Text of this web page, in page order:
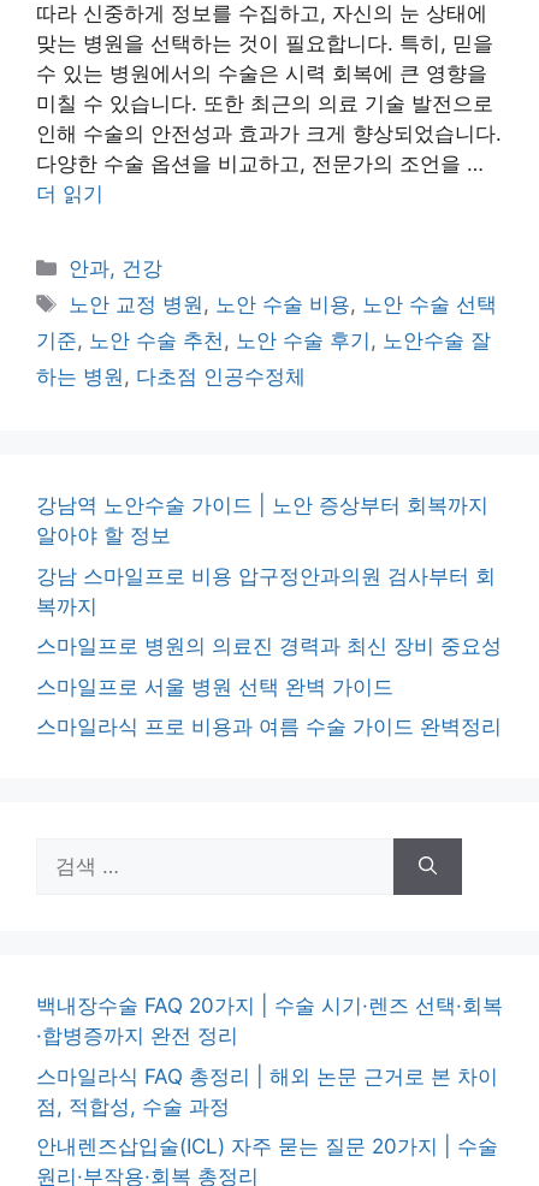
따라 신중하게 정보를 수집하고, 자신의 눈 상태에
맞는 병원을 선택하는 것이 필요합니다. 특히, 믿을
수 있는 병원에서의 수술은 시력 회복에 큰 영향을
미칠 수 있습니다. 또한 최근의 의료 기술 발전으로
인해 수술의 안전성과 효과가 크게 향상되었습니다.
다양한 수술 옵션을 비교하고, 전문가의 조언을 …
더 읽기
카
테
리
안과, 건강
태
그
노안 교정 병원, 노안 수술 비용, 노안 수술 선택
기준, 노안 수술 추천, 노안 수술 후기 , 노안수술 잘
하는 병원, 다초점 인공수정체
강남역 노안수술 가이드 | 노안 증상부터 회복까지
알아야 할 정보
강남 스마일프로 비용 압구정안과의원 검사부터 회
복까지
스마일프로 병원의 의료진 경력과 최신 장비 중요성
스마일프로 서울 병원 선택 완벽 가이드
스마일라식 프로 비용과 여름 수술 가이드 완벽정리
색:
백내장수술 FAQ 20가지 | 수술 시기·렌즈 선택·회복
·합병증까지 완전 정리
스마일라식 FAQ 총정리 | 해외 논문 근거로 본 차이
점, 적합성, 수술 과정
안내렌즈삽입술(ICL) 자주 묻는 질문 20가지 | 수술
원리·부작용·회복 총정리